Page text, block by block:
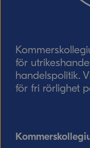
för
handelspolitik.
för fri rörlighet